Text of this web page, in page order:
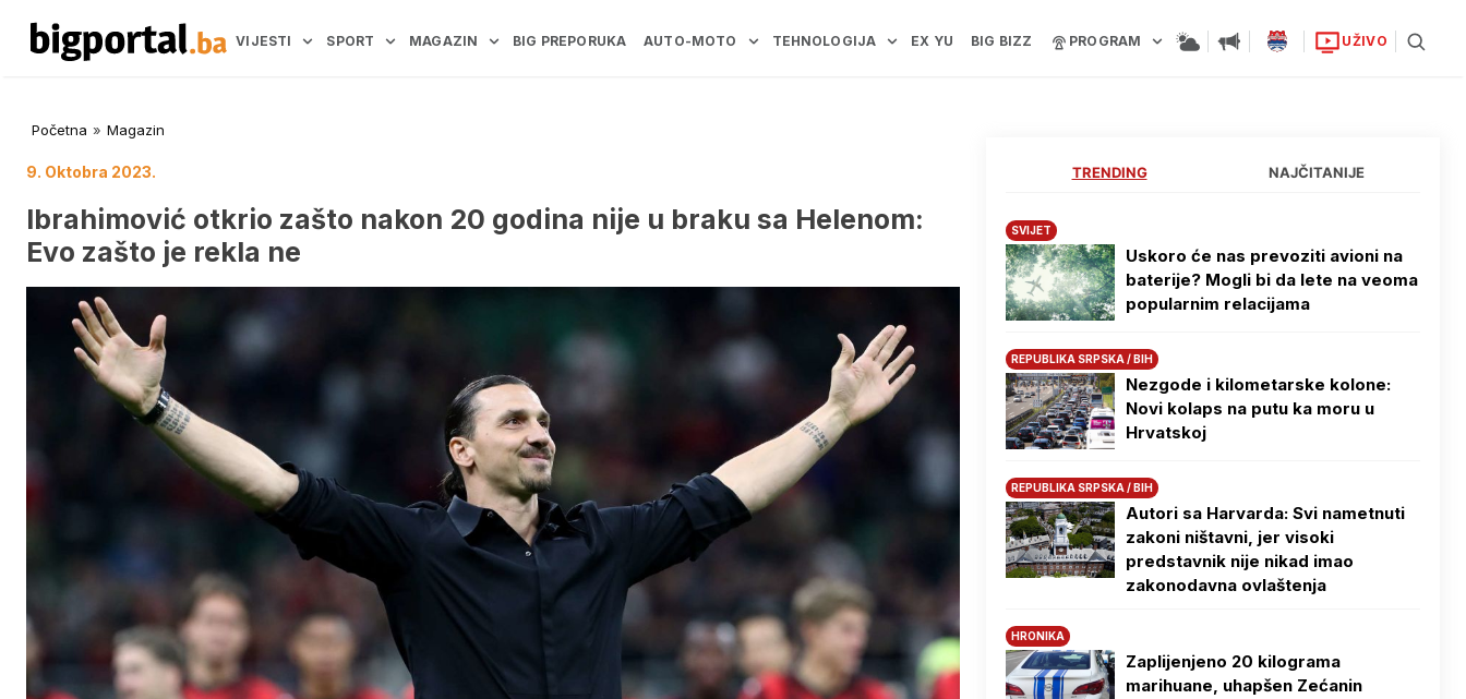
VIJESTI SPORT MAGAZIN BIG PREPORUKA AUTO-MOTO TEHNOLOGIJA EX YU BIG BIZZ PROGRAM UŽIVO
Početna » Magazin
9. Oktobra 2023.
Ibrahimović otkrio zašto nakon 20 godina nije u braku sa Helenom:
Evo zašto je rekla ne
TRENDING NAJČITANIJE
SVIJET
Uskoro će nas prevoziti avioni na
baterije? Mogli bi da lete na veoma
popularnim relacijama
REPUBLIKA SRPSKA / BIH
Nezgode i kilometarske kolone:
Novi kolaps na putu ka moru u
Hrvatskoj
REPUBLIKA SRPSKA / BIH
Autori sa Harvarda: Svi nametnuti
zakoni ništavni, jer visoki
predstavnik nije nikad imao
zakonodavna ovlaštenja
HRONIKA
Zaplijenjeno 20 kilograma
marihuane, uhapšen Zećanin